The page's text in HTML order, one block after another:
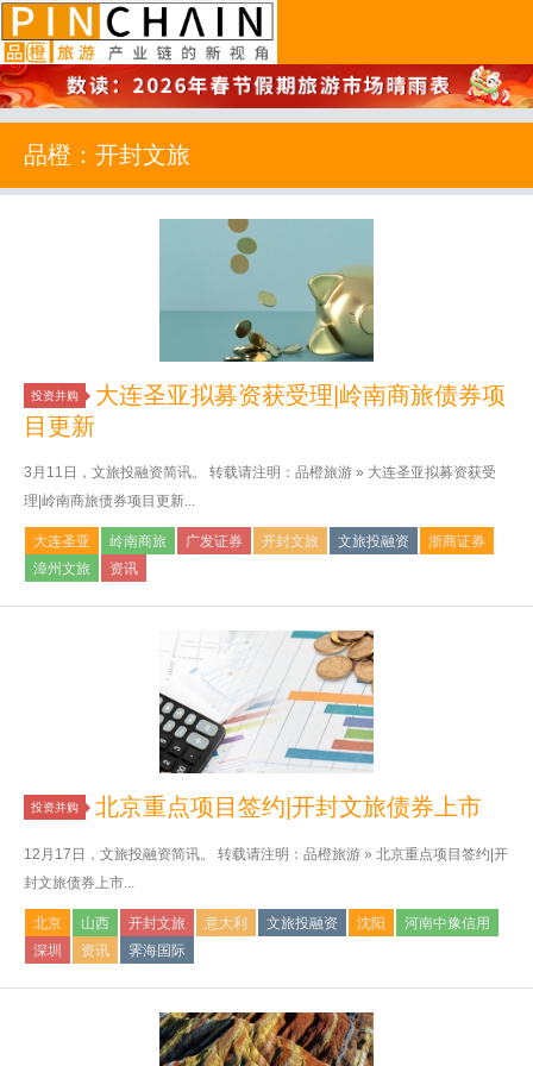
品橙旅游
品橙：开封文旅
投资并购
大连圣亚拟募资获受理|岭南商旅债券项
目更新
3月11日，文旅投融资简讯。 转载请注明：品橙旅游 » 大连圣亚拟募资获受
理|岭南商旅债券项目更新...
大连圣亚 岭南商旅 广发证券 开封文旅 文旅投融资
浙商证券
漳州文旅
资讯
投资并购 北京重点项目签约|开封文旅债券上市
12月17日，文旅投融资简讯。 转载请注明：品橙旅游 » 北京重点项目签约|开
封文旅债券上市...
北京 山西 开封文旅 意大利 文旅投融资 沈阳
河南中豫信用
深圳
资讯 霁海国际